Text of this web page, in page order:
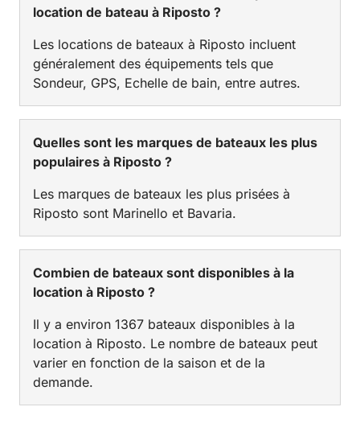
location de bateau à Riposto ?
Les locations de bateaux à Riposto incluent
généralement des équipements tels que
Sondeur, GPS, Echelle de bain, entre autres.
Quelles sont les marques de bateaux les plus
populaires à Riposto ?
Les marques de bateaux les plus prisées à
Riposto sont Marinello et Bavaria.
Combien de bateaux sont disponibles à la
location à Riposto ?
Il y a environ 1367 bateaux disponibles à la
location à Riposto. Le nombre de bateaux peut
varier en fonction de la saison et de la
demande.